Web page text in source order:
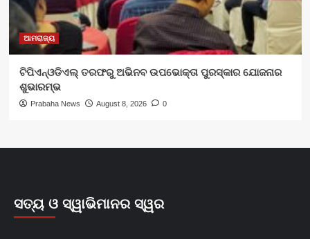
ଆମରାଜ୍ୟ
ଟିପିଏନ୍‌ଓଡିଏଲ୍‌ ତରଫରୁ ଅଭିନବ ଉପଭୋକ୍ତା ପୁରସ୍କାର ଯୋଜନାର
ଶୁଭାରମ୍ଭ
Prabaha News August 8, 2026 0
ସତ୍ୟ ଓ ସ୍ୱାଭିମାନର ସ୍ୱର